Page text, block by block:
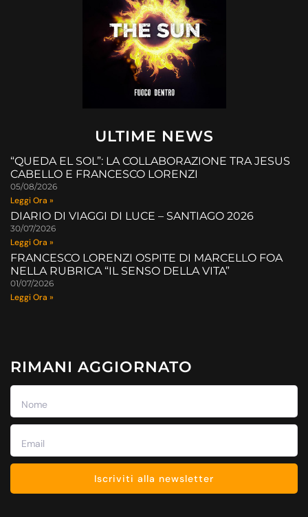
ULTIME NEWS
“QUEDA EL SOL”: LA COLLABORAZIONE TRA JESUS
CABELLO E FRANCESCO LORENZI
05/08/2026
Leggi Ora »
DIARIO DI VIAGGI DI LUCE – SANTIAGO 2026
30/07/2026
Leggi Ora »
FRANCESCO LORENZI OSPITE DI MARCELLO FOA
NELLA RUBRICA “IL SENSO DELLA VITA”
01/07/2026
Leggi Ora »
RIMANI AGGIORNATO
Iscriviti alla newsletter